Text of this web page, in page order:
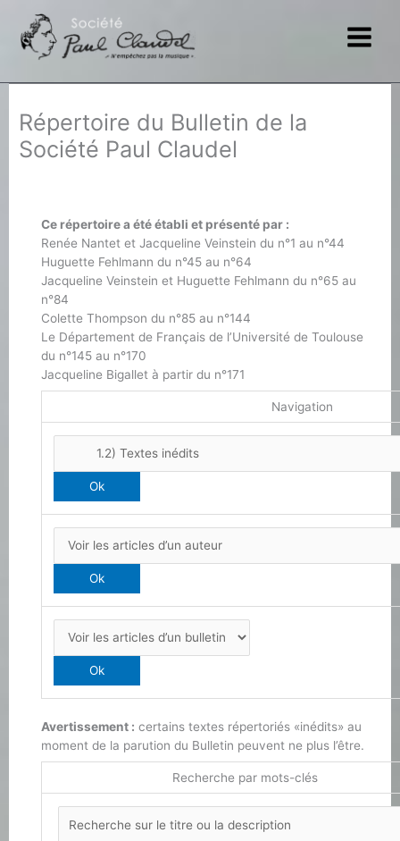
contenu
Répertoire du Bulletin de la
Société Paul Claudel
Ce répertoire a été établi et présenté par :
Renée Nantet et Jacqueline Veinstein du n°1 au n°44
Huguette Fehlmann du n°45 au n°64
Jacqueline Veinstein et Huguette Fehlmann du n°65 au
n°84
Colette Thompson du n°85 au n°144
Le Département de Français de l’Université de Toulouse
du n°145 au n°170
Jacqueline Bigallet à partir du n°171
Navigation
Avertissement : certains textes répertoriés «inédits» au
moment de la parution du Bulletin peuvent ne plus l’être.
Recherche par mots-clés